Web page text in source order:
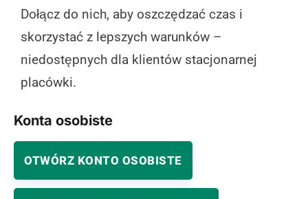
Dołącz do nich, aby oszczędzać czas i
skorzystać z lepszych warunków –
niedostępnych dla klientów stacjonarnej
placówki.
Konta osobiste
OTWÓRZ KONTO OSOBISTE